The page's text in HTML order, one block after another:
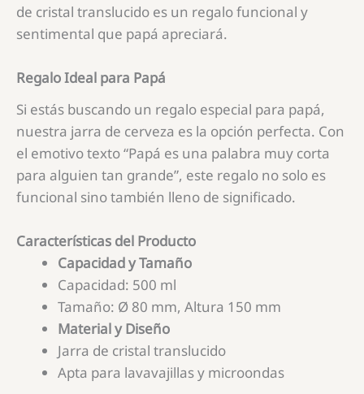
de cristal translucido es un regalo funcional y
sentimental que papá apreciará.
Regalo Ideal para Papá
Si estás buscando un regalo especial para papá,
nuestra jarra de cerveza es la opción perfecta. Con
el emotivo texto “Papá es una palabra muy corta
para alguien tan grande”, este regalo no solo es
funcional sino también lleno de significado.
Características del Producto
Capacidad y Tamaño
Capacidad: 500 ml
Tamaño: Ø 80 mm, Altura 150 mm
Material y Diseño
Jarra de cristal translucido
Apta para lavavajillas y microondas